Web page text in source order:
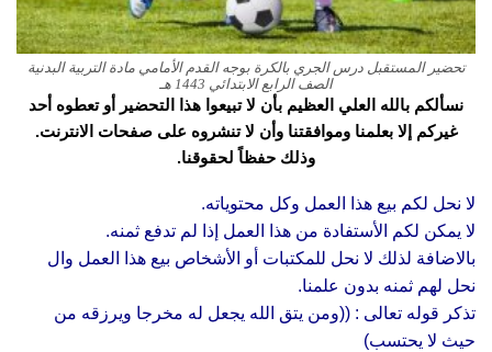
تحضير المستقبل درس الجري بالكرة بوجه القدم الأمامي مادة التربية البدنية
الصف الرابع الابتدائي 1443 هـ
نسألكم بالله العلي العظيم بأن لا تبيعوا هذا التحضير أو تعطوه أحد
غيركم إلا بعلمنا وموافقتنا وأن لا تنشروه على صفحات الانترنت.
وذلك حفظاً لحقوقنا.
لا نحل لكم بيع هذا العمل وكل محتوياته.
لا يمكن لكم الأستفادة من هذا العمل إذا لم تدفع ثمنه.
بالاضافة لذلك لا نحل للمكتبات أو الأشخاص بيع هذا العمل وال
نحل لهم ثمنه بدون علمنا.
تذكر قوله تعالى : ((ومن يتق الله يجعل له مخرجا ويرزقه من
حيث لا يحتسب)